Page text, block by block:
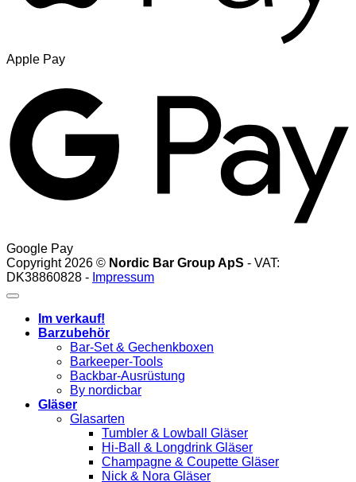
Apple Pay
Google Pay
Copyright 2026 © Nordic Bar Group ApS - VAT:
DK38860828 - Impressum
Im verkauf!
Barzubehör
Bar-Set & Gechenkboxen
Barkeeper-Tools
Backbar-Ausrüstung
By nordicbar
Gläser
Glasarten
Tumbler & Lowball Gläser
Hi-Ball & Longdrink Gläser
Champagne & Coupette Gläser
Nick & Nora Gläser